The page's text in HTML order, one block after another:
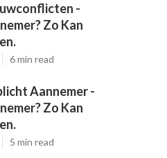
-
Zo Kan
6 min read
Aannemer -
Zo Kan
5 min read